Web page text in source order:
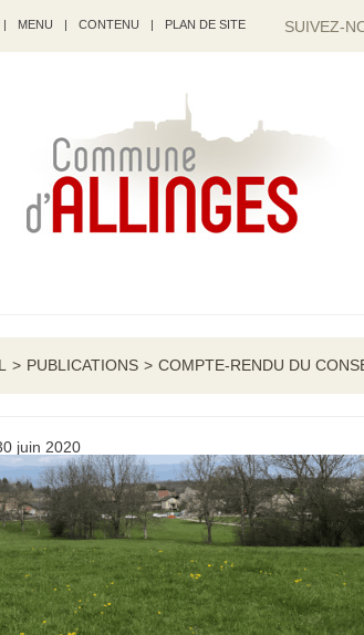
| MENU | CONTENU | PLAN DE SITE SUIVEZ-
> PUBLICATIONS > COMPTE-RENDU DU
juin 2020